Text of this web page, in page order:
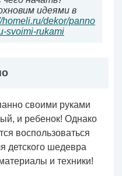
идеями в
homeli.ru/dekor/panno
svoimi-rukami
своими руками
и ребенок! Однако
воспользоваться
детского шедевра
и техники!